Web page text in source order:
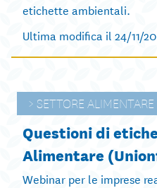
etichette ambientali.
Ultima modifica il 24/11/
SETTORE ALIMENTARE
Questioni di
Alimentare
Webinar per le imprese